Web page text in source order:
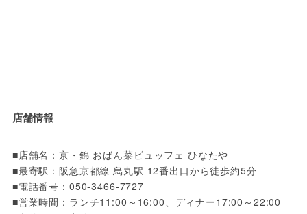
店舗情報
■店舗名：京・錦 おばん菜ビュッフェ ひなたや
■最寄駅：阪急京都線 烏丸駅 12番出口から徒歩約5分
■電話番号：050-3466-7727
■営業時間：ランチ11:00～16:00、ディナー17:00～22:00